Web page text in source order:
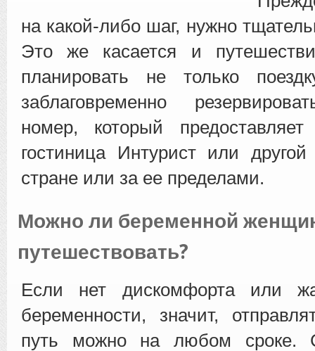
на какой-либо шаг, нужно
Это же касается и
планировать не только
заблаговременно
номер, который
гостиница Интурист или
стране или за ее пределами.
Можно ли беременной
путешествовать?
Если нет дискомфорта или
беременности, значит,
путь можно на любом сроке.